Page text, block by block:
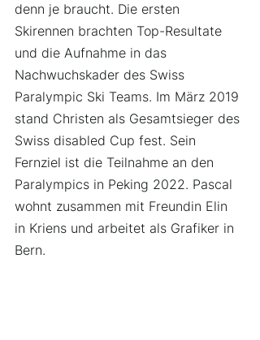
denn je braucht. Die ersten
Skirennen brachten Top-Resultate
und die Aufnahme in das
Nachwuchskader des Swiss
Paralympic Ski Teams. Im März 2019
stand Christen als Gesamtsieger des
Swiss disabled Cup fest. Sein
Fernziel ist die Teilnahme an den
Paralympics in Peking 2022. Pascal
wohnt zusammen mit Freundin Elin
in Kriens und arbeitet als Grafiker in
Bern.